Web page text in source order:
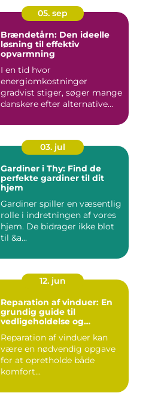
05. sep
Brændetårn: Den ideelle
løsning til effektiv
opvarmning
I en tid hvor
energiomkostninger
gradvist stiger, søger mange
danskere efter alternative
03. jul
Gardiner i Thy: Find de
perfekte gardiner til dit
hjem
Gardiner spiller en væsentlig
rolle i indretningen af vores
hjem. De bidrager ikke blot
til &a...
12. jun
Reparation af vinduer: En
grundig guide til
vedligeholdelse og
Reparation af vinduer kan
være en nødvendig opgave
for at opretholde både
komfort...